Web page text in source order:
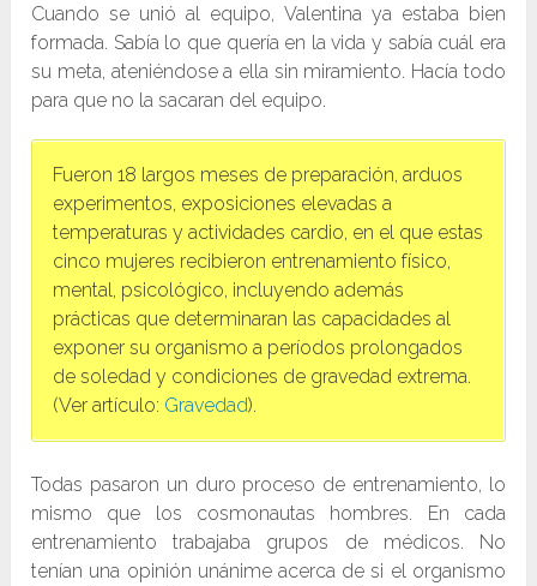
Cuando se unió al equipo, Valentina ya estaba bien
formada. Sabía lo que quería en la vida y sabía cuál era
su meta, ateniéndose a ella sin miramiento. Hacía todo
para que no la sacaran del equipo.
Fueron 18 largos meses de preparación, arduos
experimentos, exposiciones elevadas a
temperaturas y actividades cardio, en el que estas
cinco mujeres recibieron entrenamiento físico,
mental, psicológico, incluyendo además
prácticas que determinaran las capacidades al
exponer su organismo a períodos prolongados
de soledad y condiciones de gravedad extrema.
(Ver artículo: Gravedad).
Todas pasaron un duro proceso de entrenamiento, lo
mismo que los cosmonautas hombres. En cada
entrenamiento trabajaba grupos de médicos. No
tenían una opinión unánime acerca de si el organismo